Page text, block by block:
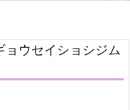
ウセイショシジム